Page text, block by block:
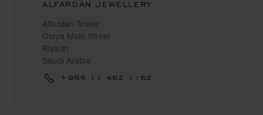
ALFARDAN JEWELLERY
Alfardan Tower
Olaya Main Street
Riyadh
Saudi Arabia
+966 11 462 1162